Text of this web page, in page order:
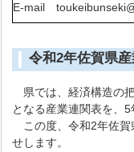
E-mail
令和2年佐賀県
県では、経済構造の
となる産業連関表を、5
この度、令和2年佐賀
せします。